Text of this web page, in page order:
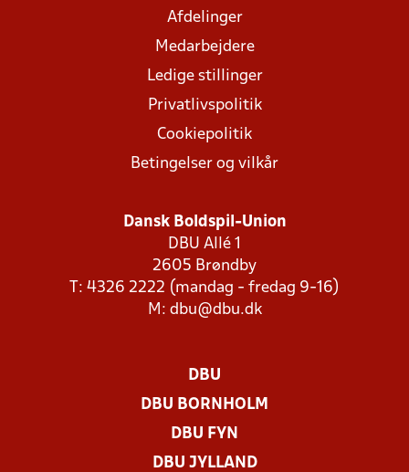
Afdelinger
Medarbejdere
Ledige stillinger
Privatlivspolitik
Cookiepolitik
Betingelser og vilkår
Dansk Boldspil-Union
DBU Allé 1
2605 Brøndby
T: 4326 2222 (mandag - fredag 9-16)
M: dbu@dbu.dk
DBU
DBU BORNHOLM
DBU FYN
DBU JYLLAND